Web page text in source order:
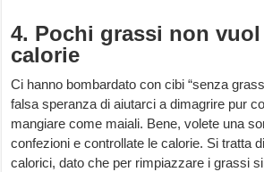
4. Pochi grassi non
calorie
Ci hanno bombardato con cibi “senza
falsa speranza di aiutarci a dimagrire pur
mangiare come maiali. Bene, volete una
confezioni e controllate le calorie. Si tratta
calorici, dato che per rimpiazzare i grassi